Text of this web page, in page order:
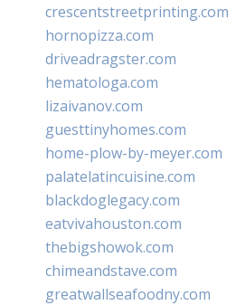
crescentstreetprinting.com
hornopizza.com
driveadragster.com
hematologa.com
lizaivanov.com
guesttinyhomes.com
home-plow-by-meyer.com
palatelatincuisine.com
blackdoglegacy.com
eatvivahouston.com
thebigshowok.com
chimeandstave.com
greatwallseafoodny.com